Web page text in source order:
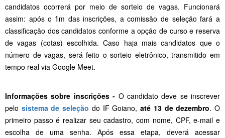
candidatos ocorrerá por meio de sorteio de vagas. Funcionará
assim: após o fim das inscrições, a comissão de seleção fará a
classificação dos candidatos conforme a opção de curso e reserva
de vagas (cotas) escolhida. Caso haja mais candidatos que o
número de vagas, será feito o sorteio eletrônico, transmitido em
tempo real via Google Meet.
Informações sobre inscrições - O candidato deve se inscrever
pelo sistema de seleção do IF Goiano,até 13 de dezembro. O
primeiro passo é realizar seu cadastro, com nome, CPF, e-mail e
escolha de uma senha. Após essa etapa, deverá acessar